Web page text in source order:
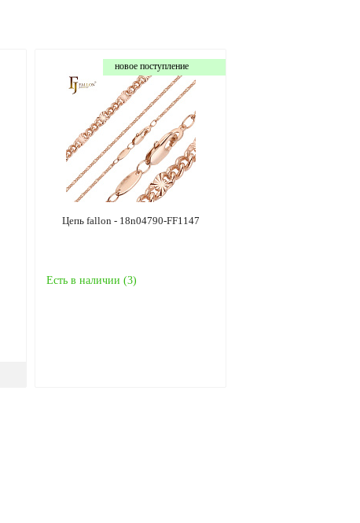
новое поступление
Цепь fallon - 18n04790-FF1147
Есть в наличии (3)